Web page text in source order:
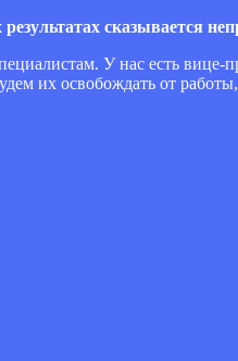
сказывается
У нас есть
их освобождать от